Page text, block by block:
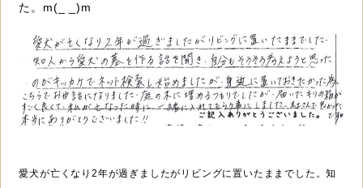
た。m(_ _)m
愛犬が亡くなり2年が過ぎましたがリビングに置いたままでした。知